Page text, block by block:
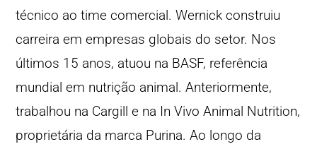
técnico ao time comercial. Wernick construiu
carreira em empresas globais do setor. Nos
últimos 15 anos, atuou na BASF, referência
mundial em nutrição animal. Anteriormente,
trabalhou na Cargill e na In Vivo Animal Nutrition,
proprietária da marca Purina. Ao longo da